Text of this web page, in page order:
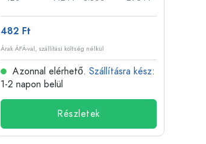
482 Ft
Árak ÁFÁ-val, szállítási költség nélkül
Azonnal elérhető. Szállításra kész:
1-2 napon belül
Részletek